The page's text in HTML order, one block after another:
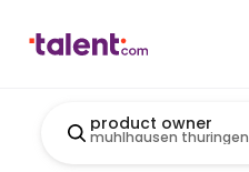
product owner
muhlhausen thuringen